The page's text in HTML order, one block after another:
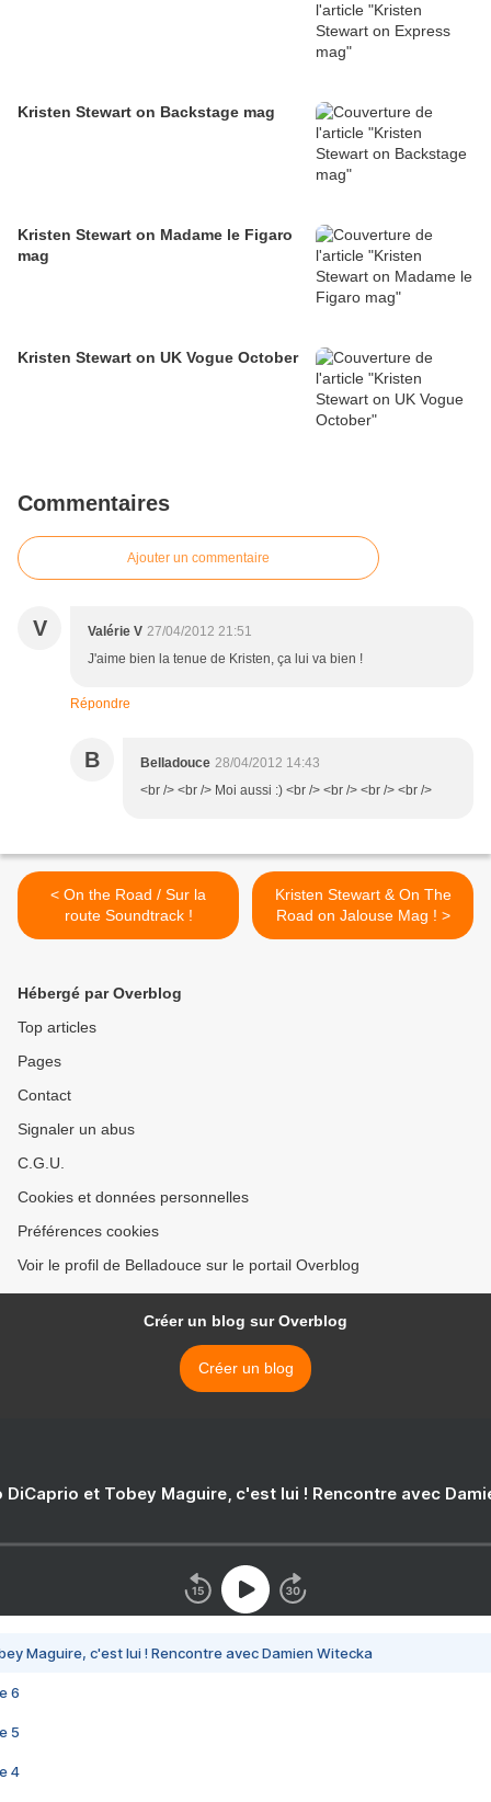
Kristen Stewart on Backstage mag
Kristen Stewart on Madame le Figaro
mag
Kristen Stewart on UK Vogue October
Commentaires
Ajouter un commentaire
V Valérie V 27/04/2012 21:51
J'aime bien la tenue de Kristen, ça lui va bien !
Répondre
B Belladouce 28/04/2012 14:43
<br /> <br /> Moi aussi :) <br /> <br /> <br /> <br />
< On the Road / Sur la
route Soundtrack !
Kristen Stewart & On The
Road on Jalouse Mag ! >
Hébergé par Overblog
Top articles
Pages
Contact
Signaler un abus
C.G.U.
Cookies et données personnelles
Préférences cookies
Voir le profil de Belladouce sur le portail Overblog
Créer un blog sur Overblog
Créer un blog
DiCaprio et Tobey Maguire, c'est lui ! Rencontre avec
Maguire, c'est lui ! Rencontre avec Damien Witecka
6
5
4